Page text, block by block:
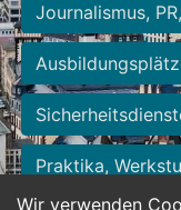
Wir verwenden
Journalismus,
Praktika,